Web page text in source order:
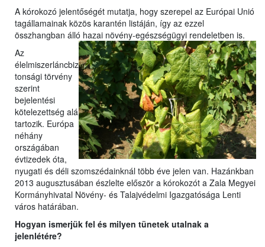
A kórokozó jelentőségét mutatja, hogy szerepel az Európai Unió
tagállamainak közös karantén listáján, így az ezzel
összhangban álló hazai növény-egészségügyi rendeletben is.
Az
élelmiszerláncbiz
tonsági törvény
szerint
bejelentési
kötelezettség alá
tartozik. Európa
néhány
országában
évtizedek óta,
nyugati és déli szomszédainknál több éve jelen van. Hazánkban
2013 augusztusában észlelte először a kórokozót a Zala Megyei
Kormányhivatal Növény- és Talajvédelmi Igazgatósága Lenti
város határában.
Hogyan ismerjük fel és milyen tünetek utalnak a
jelenlétére?